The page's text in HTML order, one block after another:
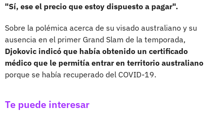
"Sí, ese el precio que estoy dispuesto a pagar".
Sobre la polémica acerca de su visado australiano y su
ausencia en el primer Grand Slam de la temporada,
Djokovic indicó que había obtenido un certificado
médico que le permitía entrar en territorio australiano
porque se había recuperado del COVID-19.
Te puede interesar